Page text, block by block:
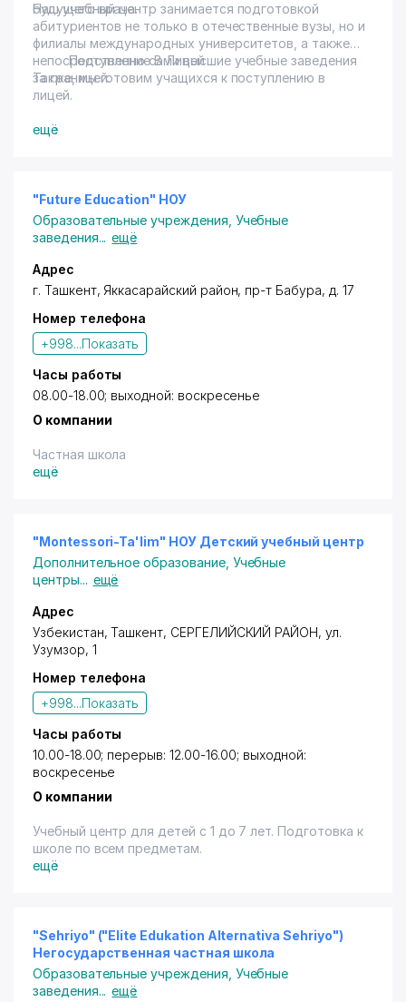
будущего врача.
Наш учебный центр занимается подготовкой
абитуриентов не только в отечественные вузы, но и
филиалы международных университетов, а также
непосредственно сами высшие учебные заведения
за границей.
Поступление В Лицей
Также, мы готовим учащихся к поступлению в
лицей.
ещё
"Future Education" НОУ
Образовательные учреждения Учебные
заведения... ещё
Адрес
г. Ташкент, Яккасарайский район, пр-т Бабура, д. 17
Номер телефона
+998...Показать
Часы работы
08.00-18.00; выходной: воскресенье
О компании
Частная школа
ещё
"Montessori-Ta'lim" НОУ Детский учебный центр
Дополнительное образование, Учебные
центры... ещё
Адрес
Узбекистан,Ташкент, СЕРГЕЛИЙСКИЙ РАЙОН, ул.
Узумзор, 1
Номер телефона
+998...Показать
Часы работы
10.00-18.00; перерыв: 12.00-16.00; выходной:
воскресенье
О компании
Учебный центр для детей с 1 до 7 лет. Подготовка к
школе по всем предметам.
ещё
"Sehriyo" ("Elite Edukation Alternativa Sehriyo")
Негосударственная частная школа
Образовательные учреждения Учебные
заведения... ещё